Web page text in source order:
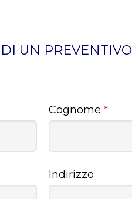
UN PREVENTIVO
Cognome *
Indirizzo